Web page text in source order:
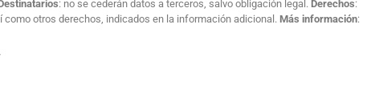
: no se cederán datos a terceros, salvo obligación legal. Derechos:
otros derechos, indicados en la información adicional. Más información: